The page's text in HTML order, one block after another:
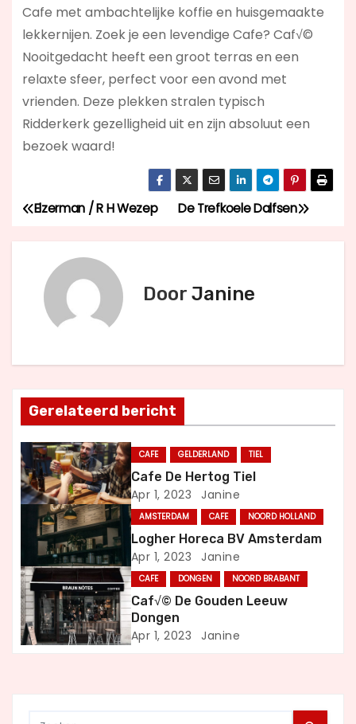
Cafe met ambachtelijke koffie en huisgemaakte
lekkernijen. Zoek je een levendige Cafe? Caf√©
Nooitgedacht heeft een groot terras en een
relaxte sfeer, perfect voor een avond met
vrienden. Deze plekken stralen typisch
Ridderkerk gezelligheid uit en zijn absoluut een
bezoek waard!
B
e
t
n
a
g
a
t
De Trefkoele Dalfsen
Elzerman / R H Wezep
Door Janine
Gerelateerd bericht
CAFE GELDERLAND TIEL
Cafe De Hertog Tiel
Apr 1, 2023 Janine
AMSTERDAM CAFE NOORD HOLLAND
Logher Horeca BV Amsterdam
Apr 1, 2023 Janine
CAFE DONGEN NOORD BRABANT
Caf√© De Gouden Leeuw
Dongen
Apr 1, 2023 Janine